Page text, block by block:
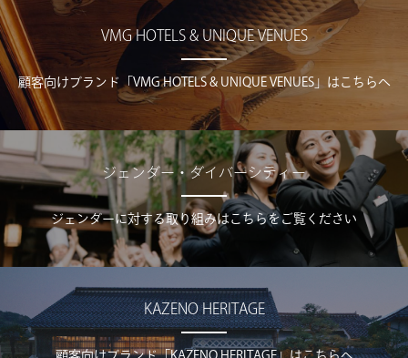
VMG HOTELS & UNIQUE VENUES
顧客向けブランド「VMG HOTELS & UNIQUE VENUES」はこちらへ
ジェンダー・ダイバーシティー
ジェンダーに対する取り組みはこちらをご覧ください
KAZENO HERITAGE